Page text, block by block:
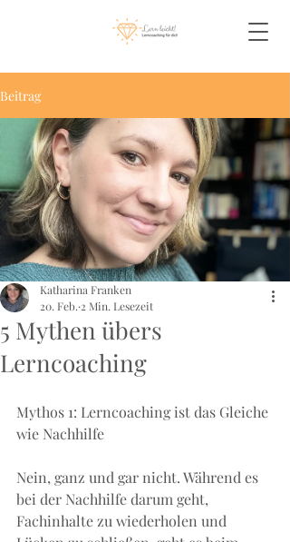
Beitrag
5 Mythen übers
Lerncoaching
Katharina Franken
20. Feb. 2 Min. Lesezeit
Mythos 1: Lerncoaching ist das Gleiche
wie Nachhilfe
Nein, ganz und gar nicht. Während es
bei der Nachhilfe darum geht,
Fachinhalte zu wiederholen und